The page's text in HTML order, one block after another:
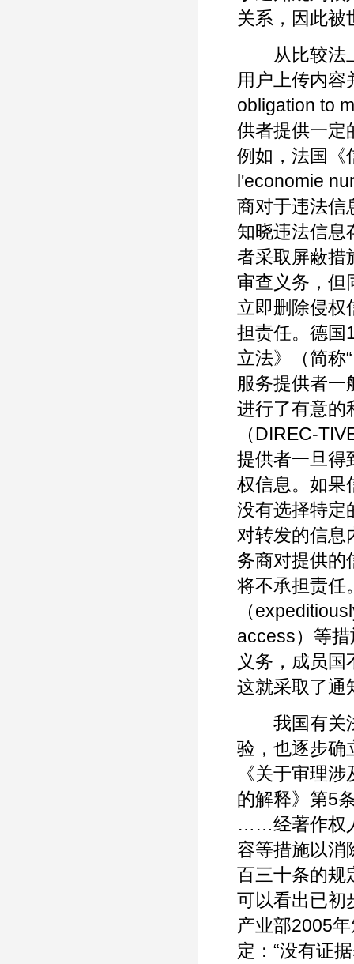
关系，因此被
从比较法上
用户上传内容
obligation to
供者提供一定
例如，法国《
l'economie
商对于违法信
知晓违法信息
者采取屏蔽措
审查义务，但
立即删除侵权
担责任。德国
立法》（简称
服务提供者一
进行了有意的
（DIREC-
提供者一旦得
权信息。如果
没有选择特定
对转发的信息
务商对提供的
将不承担责任
（
access）等
义务，成员
这就采取了通
我国有关法
验，也逐步确
《关于审理
的解释》第5
……经著作权
容等措施以消
百三十条的规
可以看出已初
产业部2005
定：“没有证